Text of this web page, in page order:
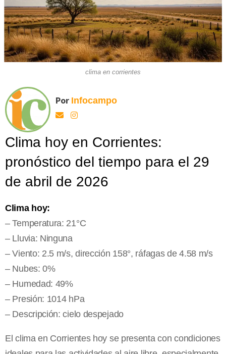
clima en corrientes
Por Infocampo
Clima hoy en Corrientes:
pronóstico del tiempo para el 29
de abril de 2026
Clima hoy:
– Temperatura: 21°C
– Lluvia: Ninguna
– Viento: 2.5 m/s, dirección 158°, ráfagas de 4.58 m/s
– Nubes: 0%
– Humedad: 49%
– Presión: 1014 hPa
– Descripción: cielo despejado
El clima en Corrientes hoy se presenta con condiciones